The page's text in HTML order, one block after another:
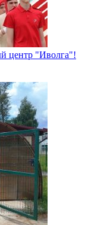
центр "Иволга"!